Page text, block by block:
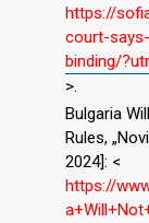
https://
court-
binding/
>.
Bulgaria
Rules,
2024]: <
https://